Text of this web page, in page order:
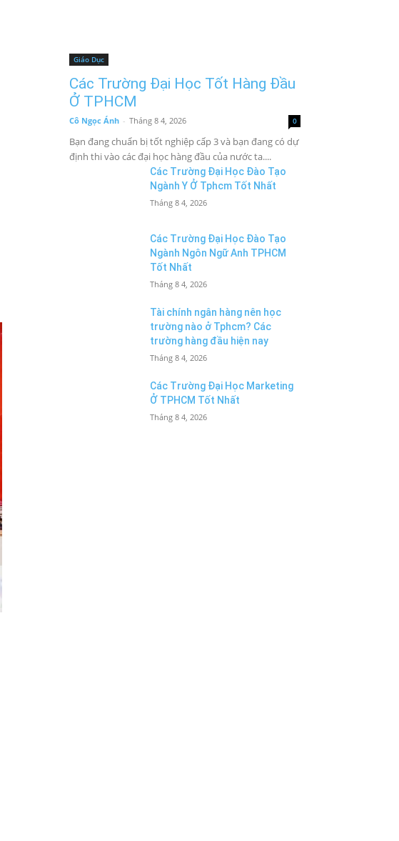
Giáo Dục
Các Trường Đại Học Tốt Hàng Đầu
Ở TPHCM
Cô Ngọc Ánh - Tháng 8 4, 2026 0
Bạn đang chuẩn bị tốt nghiệp cấp 3 và bạn đang có dự
định thi vào các đại học hàng đầu của nước ta....
Các Trường Đại Học Đào Tạo
Ngành Y Ở Tphcm Tốt Nhất
Tháng 8 4, 2026
Các Trường Đại Học Đào Tạo
Ngành Ngôn Ngữ Anh TPHCM
Tốt Nhất
Tháng 8 4, 2026
Tài chính ngân hàng nên học
trường nào ở Tphcm? Các
trường hàng đầu hiện nay
Tháng 8 4, 2026
Các Trường Đại Học Marketing
Ở TPHCM Tốt Nhất
Tháng 8 4, 2026